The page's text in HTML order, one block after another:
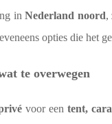
in Nederland noord,
opties die het
te overwegen
voor een tent,